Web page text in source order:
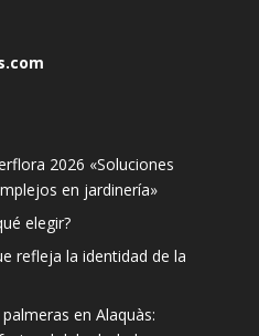
2026 «Soluciones
en jardinería»
elegir?
refleja la identidad de la
en Alaquàs: